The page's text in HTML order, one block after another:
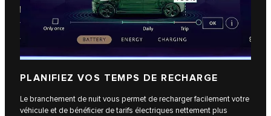
PLANIFIEZ VOS TEMPS DE RECHARGE
Le branchement de nuit vous permet de recharger facilement votre
véhicule et de bénéficier de tarifs électriques nettement plus